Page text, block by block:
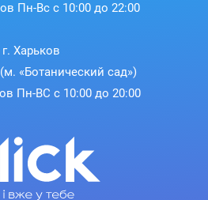
Пн-Вс с 10:00 до 22:00
г. Харьков
«Ботанический сад»)
Пн-ВС с 10:00 до 20:00